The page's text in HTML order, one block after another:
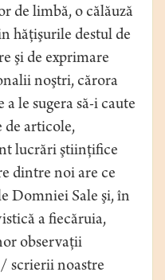
de limbă, o călăuză
hăţişurile destul de
şi de exprimare
noştri, cărora
le sugera să-i caute
de articole,
lucrări ştiinţiﬁce
dintre noi are ce
Domniei Sale şi, în
a ﬁecăruia,
observaţii
scrierii noastre